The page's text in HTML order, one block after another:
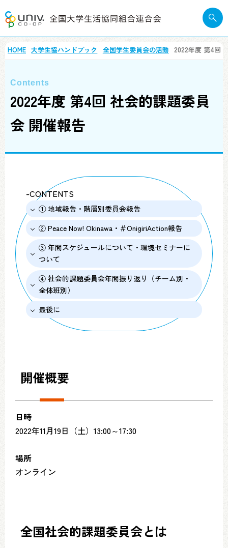
HOME 大学生協ハンドブック 全国学生委員会の活動 2022年度 第4回
2022年度 第4回 社会的課題委員
会 開催報告
-CONTENTS
① 地域報告・階層別委員会報告
② Peace Now! Okinawa・＃OnigiriAction報告
③ 年間スケジュールについて・環境セミナーに
ついて
④ 社会的課題委員会年間振り返り（チーム別・
全体班別）
最後に
開催概要
日時
2022年11月19日（土）13:00～17:30
場所
オンライン
全国社会的課題委員会とは